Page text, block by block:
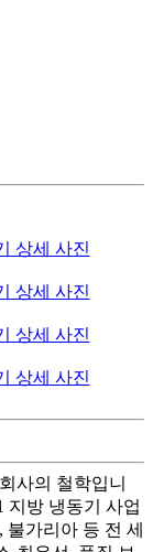
사의 철학입니
지방 냉동기 사업
가리아 등 전 세